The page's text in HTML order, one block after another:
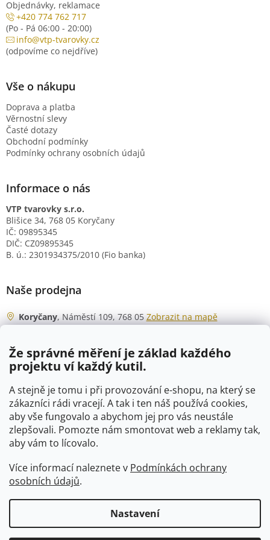
Že správné měření je základ každého
projektu ví každý kutil.
A stejně je tomu i při provozování e-shopu, na který se
zákazníci rádi vracejí. A tak i ten náš používá cookies,
aby vše fungovalo a abychom jej pro vás neustále
zlepšovali. Pomozte nám smontovat web a reklamy tak,
aby vám to lícovalo.
Více informací naleznete v Podmínkách ochrany
osobních údajů.
Nastavení
Objednávky, reklamace
+420 774 762 717
(Po - Pá 06:00 - 20:00)
info@vtp-tvarovky.cz
(odpovíme co nejdříve)
Vše o nákupu
Doprava a platba
Věrnostní slevy
Časté dotazy
Obchodní podmínky
Podmínky ochrany osobních údajů
Informace o nás
VTP tvarovky s.r.o.
Blišice 34, 768 05 Koryčany
IČ: 09895345
DIČ: CZ09895345
B. ú.: 2301934375/2010 (Fio banka)
Naše prodejna
Koryčany, Náměstí 109, 768 05 Zobrazit na mapě
Po - Čt
06:00 - 07:00
07:30 - 15:30
Pá
06:00 - 07:00
07:30 - 15:00
So
07:00 - 10:00
Ne
zavřeno